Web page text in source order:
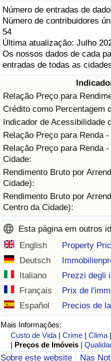
Número de entradas de
Número de contribuidores
54
Última atualização: Julho
Os nossos dados de cada
entradas de todas as
Relação Preço para
Crédito como Percentagem
Indicador de Acessibilidade
Relação Preço para Renda
Relação Preço para Renda
Cidade:
Rendimento Bruto por
Cidade):
Rendimento Bruto por
Centro da Cidade):
Esta página em outros
English
Property
Deutsch
Italiano
Prezzi degli
Français
Prix de
Español
Precios de
Mais Informações:
Custo de Vida |Crime |Clima |
| Preços de Imóveis |
Sobre este website Nas
Indicador de Saúde por
Poluição
Indicador de Poluição
Índice de poluição
Indicador de Poluição por
Trânsito
Indicador de Trânsito
Indicador de Trânsito (Atual)
Indicador de Trânsito por